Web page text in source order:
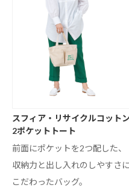
スフィア・リサイクルコットン
2ポケットトート
前面にポケットを2つ配した、
収納力と出し入れのしやすさに
こだわったバッグ。